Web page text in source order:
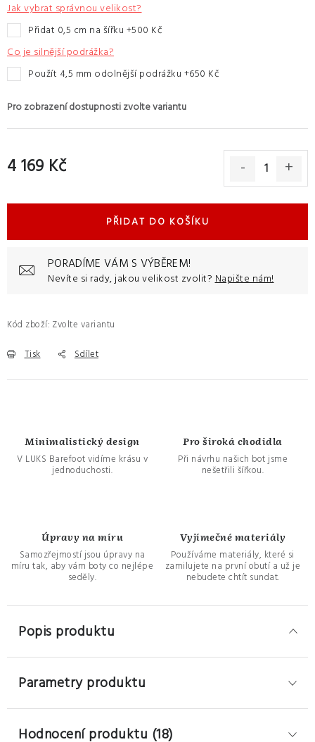
Jak vybrat správnou velikost?
přidat 0,5 cm na šířku +500 Kč
Co je silnější podrážka?
Použít 4,5 mm odolnější podrážku +650 Kč
4 169 Kč
PŘIDAT DO KOŠÍKU
PORADÍME VÁM S VÝBĚREM!
Nevíte si rady, jakou velikost zvolit? Napište nám!
Kód zboží: Zvolte variantu
Tisk Sdílet
Minimalistický design
V LUKS Barefoot vidíme krásu v
jednoduchosti.
Pro široká chodidla
Při návrhu našich bot jsme
nešetřili šířkou.
Úpravy na míru
Samozřejmostí jsou úpravy na
míru tak, aby vám boty co nejlépe
seděly.
Vyjímečné materiály
Používáme materiály, které si
zamilujete na první obutí a už je
nebudete chtít sundat.
Popis produktu
Parametry produktu
Hodnocení produktu (18)